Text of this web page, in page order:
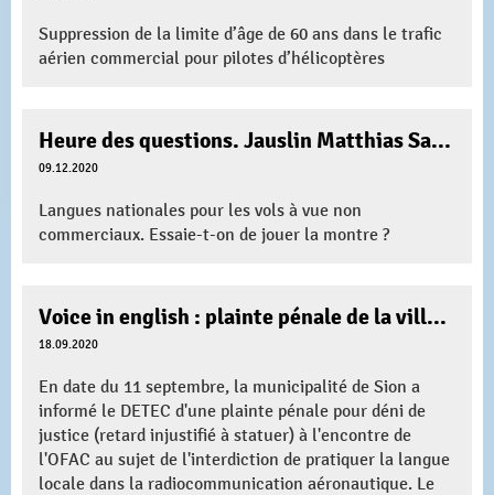
Suppression de la limite d’âge de 60 ans dans le trafic
aérien commercial pour pilotes d’hélicoptères
Heure des questions. Jauslin Matthias Samuel
09.12.2020
Langues nationales pour les vols à vue non
commerciaux. Essaie-t-on de jouer la montre ?
Voice in english : plainte pénale de la ville de Sion. L'OFAC au-dessus de la loi ?
18.09.2020
En date du 11 septembre, la municipalité de Sion a
informé le DETEC d'une plainte pénale pour déni de
justice (retard injustifié à statuer) à l'encontre de
l'OFAC au sujet de l'interdiction de pratiquer la langue
locale dans la radiocommunication aéronautique. Le